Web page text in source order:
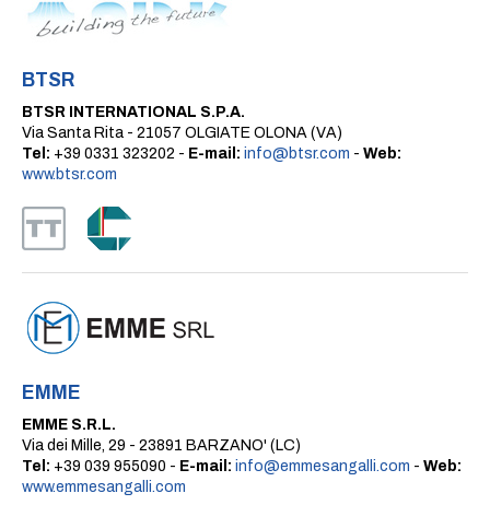
BTSR
BTSR INTERNATIONAL S.P.A.
Via Santa Rita - 21057 OLGIATE OLONA (VA)
Tel: +39 0331 323202 - E-mail: info@btsr.com - Web:
www.btsr.com
EMME
EMME S.R.L.
Via dei Mille, 29 - 23891 BARZANO' (LC)
Tel: +39 039 955090 - E-mail: info@emmesangalli.com - Web:
www.emmesangalli.com